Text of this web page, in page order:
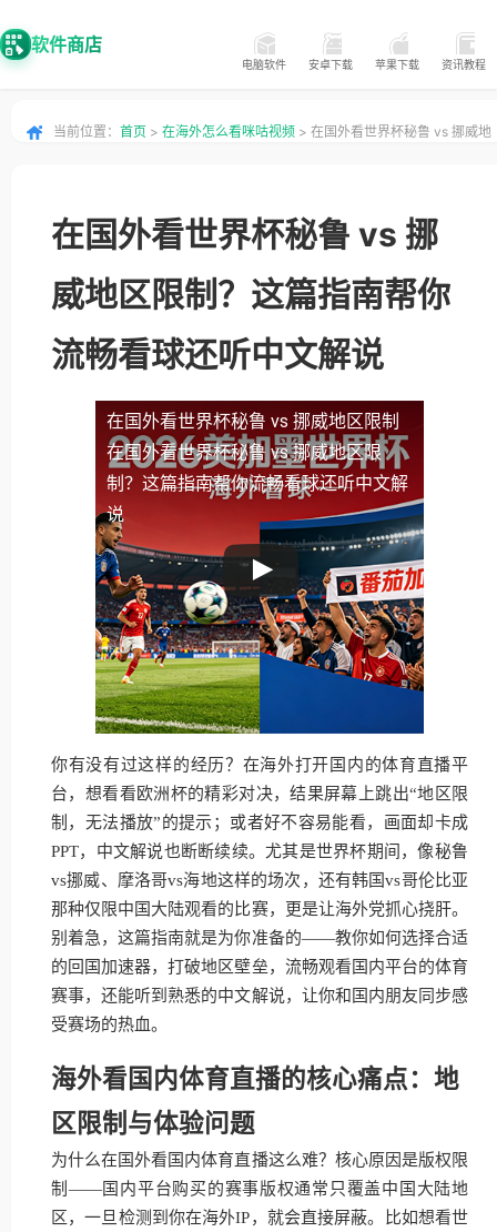
软件商店
电脑软件 安卓下载 苹果下载 资讯教程
当前位置： 首页 > 在海外怎么看咪咕视频 > 在国外看世界杯秘鲁 vs 挪威地
在国外看世界杯秘鲁 vs 挪
威地区限制？这篇指南帮你
流畅看球还听中文解说
在国外看世界杯秘鲁 vs 挪威地区限制
在国外看世界杯秘鲁 vs 挪威地区限
制？这篇指南帮你流畅看球还听中文解
说
你有没有过这样的经历？在海外打开国内的体育直播平
台，想看看欧洲杯的精彩对决，结果屏幕上跳出“地区限
制，无法播放”的提示；或者好不容易能看，画面却卡成
PPT，中文解说也断断续续。尤其是世界杯期间，像秘鲁
vs挪威、摩洛哥vs海地这样的场次，还有韩国vs哥伦比亚
那种仅限中国大陆观看的比赛，更是让海外党抓心挠肝。
别着急，这篇指南就是为你准备的——教你如何选择合适
的回国加速器，打破地区壁垒，流畅观看国内平台的体育
赛事，还能听到熟悉的中文解说，让你和国内朋友同步感
受赛场的热血。
海外看国内体育直播的核心痛点：地
区限制与体验问题
为什么在国外看国内体育直播这么难？核心原因是版权限
制——国内平台购买的赛事版权通常只覆盖中国大陆地
区，一旦检测到你在海外IP，就会直接屏蔽。比如想看世